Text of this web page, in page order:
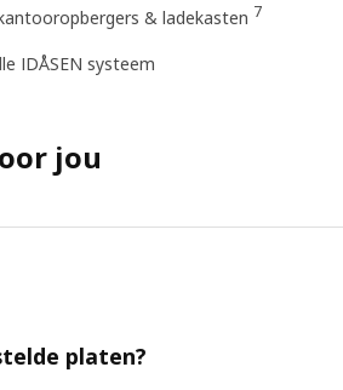
& ladekasten 7
IDÅSEN systeem
jou
platen?